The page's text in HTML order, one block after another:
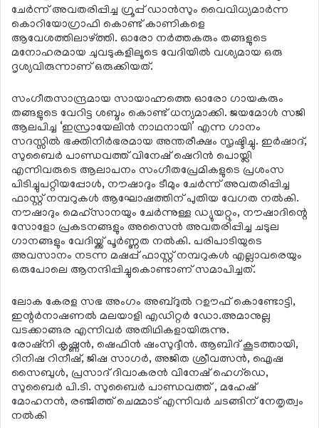
ചേര്‍ന്ന് അവതരിപ്പിച്ച ഗ്രൂപ്പ് ഡാന്‍സും വൈവിധ്യമാര്‍ന്ന
കൊറിയോഗ്രാഫി കൊണ്ട് കാണികളെ
ആവേശത്തിലാഴ്ത്തി. ഓരോ നര്‍ത്തകരും തങ്ങളുടെ
മനോഹരമായ ചുവടുകളിലൂടെ വേദിയില്‍ വശ്യമായ ഒരു
ദൃശ്യവിരുന്നാണ് ഒരുക്കിയത്.
സംഗീതസാന്ദ്രമായ സായാഹ്നത്തെ ഓരോ ഗായകരും
തങ്ങളുടെ വേറിട്ട ശബ്ദം കൊണ്ട് ധന്യമാക്കി. ജയമോള്‍ സജി
ആലപിച്ച ‘ഇസ്രായേലിന്‍ നാഥനായി’ എന്ന ഗാനം
സദസ്സില്‍ ഭക്തിനിര്‍ഭരമായ അന്തരീക്ഷം സൃഷ്ടിച്ചു. ഇര്‍ഷാദ്,
സുബൈര്‍ പാണ്ഡവത്ത് വിനേഷ് ഷെറിന്‍ പൊയ്ലി
എന്നിവരുടെ ആലാപനം സംഗീതപ്രേമികളുടെ പ്രശംസ
പിടിച്ചുപറ്റിയപ്പോള്‍, നൗഷാദും ടീമും ചേര്‍ന്ന് അവതരിപ്പിച്ച
ഫാസ്റ്റ് നമ്പറുകള്‍ ആഘോഷത്തിന് പുതിയ വേഗത നല്‍കി.
നൗഷാദും മെഹ്സാനയും ചേര്‍ന്നുള്ള ഡ്യുയറ്റും, നൗഷാദിന്റെ
സോളോ പ്രകടനങ്ങളും അസൈന്‍ അവതരിപ്പിച്ച ചടുല
ഗാനങ്ങളും വേദിയ്ക്ക് പൂര്‍ണ്ണത നല്‍കി. പരിപാടിയുടെ
അവസാനം നടന്ന മഷപ്പ് ഫാസ്റ്റ് നമ്പറുകള്‍ എല്ലാവരെയും
ഒരുപോലെ ആനന്ദിപ്പിച്ചുകൊണ്ടാണ് സമാപിച്ചത്.
ലോക കേരള സഭ അംഗം അബ്ദുല്‍ റഊഫ് കൊണ്ടോട്ടി,
ഇന്റര്‍നാഷണല്‍ മലയാളി എഡിറ്റര്‍ ഡോ.അമാനുല്ല
വടക്കാങ്ങര എന്നിവര്‍ അതിഥികളായിരുന്നു.
രോഷ്‌നി കൃഷ്ണന്‍, ഷെഫിന്‍ ഷംസുദ്ദീന്‍. ആബിദ് കൂടത്തായി,
റിനിഷ റിനീഷ്, ജിഷ സാഗര്‍, അജിത ശ്രീവത്സന്‍, ഐഷ
സൈബുള്‍, പ്രസാദ് ദിവാകരന്‍ വിനേഷ് ഹെഗ്ഡെ,
സുബൈര്‍ പി.ടി. സുബൈര്‍ പാണ്ഡവത്ത് , മഹേഷ്
മോഹനന്‍, രഞ്ജിത്ത് ചെമ്മാട് എന്നിവര്‍ ചടങ്ങിന് നേതൃത്വം
നല്‍കി